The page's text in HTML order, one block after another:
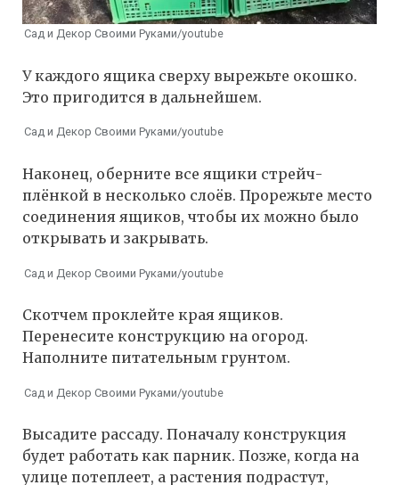
Сад и Декор Своими Руками/youtube
У каждого ящика сверху вырежьте окошко.
Это пригодится в дальнейшем.
Сад и Декор Своими Руками/youtube
Наконец, оберните все ящики стрейч-
плёнкой в несколько слоёв. Прорежьте место
соединения ящиков, чтобы их можно было
открывать и закрывать.
Сад и Декор Своими Руками/youtube
Скотчем проклейте края ящиков.
Перенесите конструкцию на огород.
Наполните питательным грунтом.
Сад и Декор Своими Руками/youtube
Высадите рассаду. Поначалу конструкция
будет работать как парник. Позже, когда на
улице потеплеет, а растения подрастут,